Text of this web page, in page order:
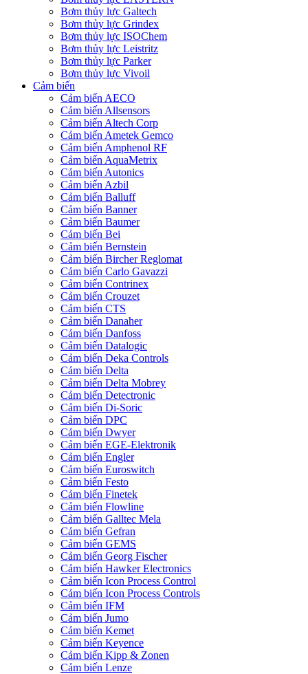
Bơm thủy lực Galtech
Bơm thủy lực Grindex
Bơm thủy lực ISOChem
Bơm thủy lực Leistritz
Bơm thủy lực Parker
Bơm thủy lực Vivoil
Cảm biến
Cảm biến AECO
Cảm biến Allsensors
Cảm biến Altech Corp
Cảm biến Ametek Gemco
Cảm biến Amphenol RF
Cảm biến AquaMetrix
Cảm biến Autonics
Cảm biến Azbil
Cảm biến Balluff
Cảm biến Banner
Cảm biến Baumer
Cảm biến Bei
Cảm biến Bernstein
Cảm biến Bircher Reglomat
Cảm biến Carlo Gavazzi
Cảm biến Contrinex
Cảm biến Crouzet
Cảm biến CTS
Cảm biến Danaher
Cảm biến Danfoss
Cảm biến Datalogic
Cảm biến Deka Controls
Cảm biến Delta
Cảm biến Delta Mobrey
Cảm biến Detectronic
Cảm biến Di-Soric
Cảm biến DPC
Cảm biến Dwyer
Cảm biến EGE-Elektronik
Cảm biến Engler
Cảm biến Euroswitch
Cảm biến Festo
Cảm biến Finetek
Cảm biến Flowline
Cảm biến Galltec Mela
Cảm biến Gefran
Cảm biến GEMS
Cảm biến Georg Fischer
Cảm biến Hawker Electronics
Cảm biến Icon Process Control
Cảm biến Icon Process Controls
Cảm biến IFM
Cảm biến Jumo
Cảm biến Kemet
Cảm biến Keyence
Cảm biến Kipp & Zonen
Cảm biến Lenze